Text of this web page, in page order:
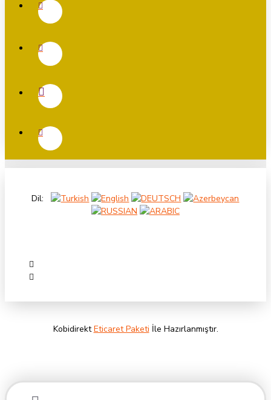
başlıklarda biraz daha özele inerek, ekipman tedariği ve ikinci el
ekipman alınıp satımını kolaylaştırmak amaçı ila yayın hayatına
deneyimleri ve sektörlerin gereksiz karmaşık sistemlerden
arındırılarak basit ve etkili bir çatı altında toplanması ve biribirini
oluşturma arzusundadır.
Endüstriyel tavukçuluk, broiler ekipmanları, etçi tavuk
kümes ekipmanları ile başlayıp sonrasında diğer sektöe
ekipmanları da eklenerek devam edecektir.
Sebep çok basit aynı sektör içindeki ister yeni ister ikinci el olsun
Satıcı da yine hedef kitlesine ilanı kaybolmadan rahat ulaşır.
Dil:
KobidirektEticaret Paketi İle Hazırlanmıştır.